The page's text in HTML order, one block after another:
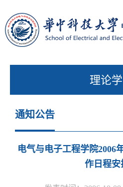
理论
通知公告
电气与电子工程学院2006
作日程安